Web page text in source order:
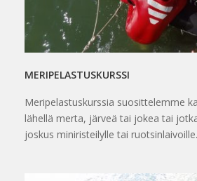
MERIPELASTUSKURSSI
Meripelastuskurssia suosittelemme
lähellä merta, järveä tai jokea tai
joskus miniristeilylle tai ruotsinlaivoille.